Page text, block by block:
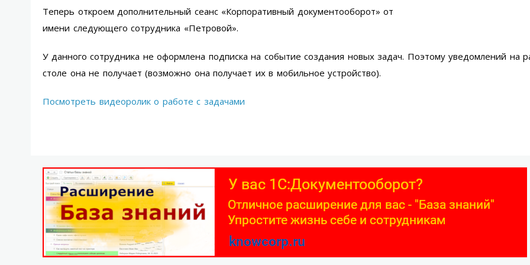
Теперь откроем дополнительный сеанс «Корпоративный документооборот» от
имени следующего сотрудника «Петровой».
У данного сотрудника не оформлена подписка на событие создания новых задач. Поэтому уведомлений на
столе она не получает (возможно она получает их в мобильное устройство).
Посмотреть видеоролик о работе с задачами